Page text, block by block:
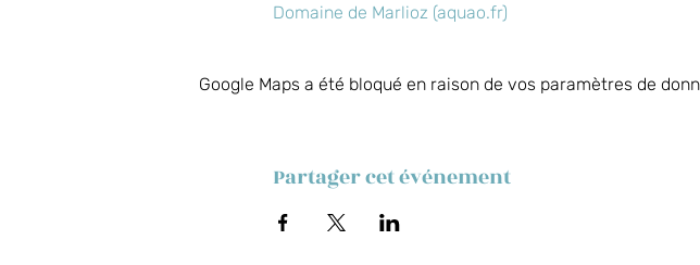
Domaine de Marlioz (aquao.fr)
Google Maps a été bloqué en raison de vos paramètres de
Partager cet événement